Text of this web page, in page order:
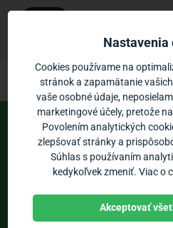
Prejsť na obsahUbian - odchody
Odchody zo zastávky
Ivanka pri Dunaji,
Podľa odchodu
0Priblíženie:
Zadarmo - v Google Play
Nastavenia
Cookies používame na
stránok a zapamätanie
vaše osobné údaje,
marketingové účely, pretože
Povolením analytických
zlepšovať stránky a
Súhlas s používaním
kedykoľvek zmeniť. Viac o
Akceptovať